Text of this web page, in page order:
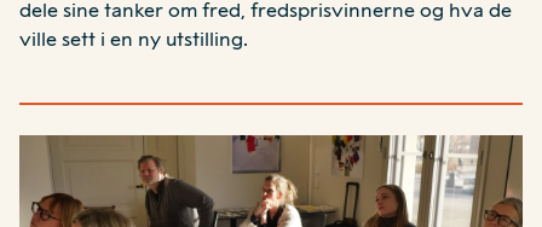
dele sine tanker om fred, fredsprisvinnerne og hva de
ville sett i en ny utstilling.